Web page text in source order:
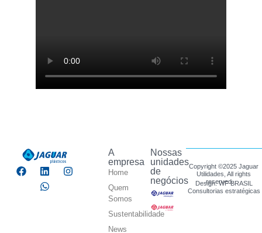
A
empresa
Home
Quem
Somos
Sustentabilidade
News
Nossas
unidades
de
negócios
Copyright ©2025 Jaguar
Utilidades, All rights
reserved.
Design: WF BRASIL
Consultorias estratégicas